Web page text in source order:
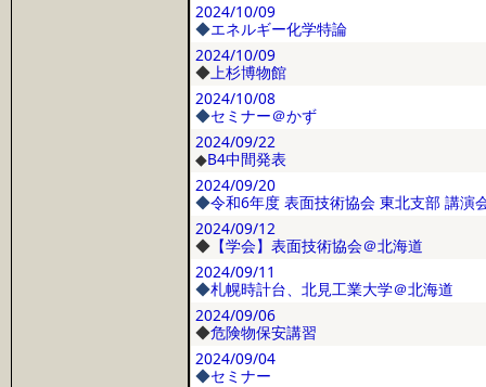
2024/10/09
◆エネルギー化学特論
2024/10/09
◆上杉博物館
2024/10/08
◆セミナー＠かず
2024/09/22
◆B4中間発表
2024/09/20
◆令和6年度 表面技術協会 東北支部 講演
2024/09/12
◆ 【学会】表面技術協会＠北海道
2024/09/11
◆札幌時計台、北見工業大学＠北海道
2024/09/06
◆危険物保安講習
2024/09/04
◆セミナー